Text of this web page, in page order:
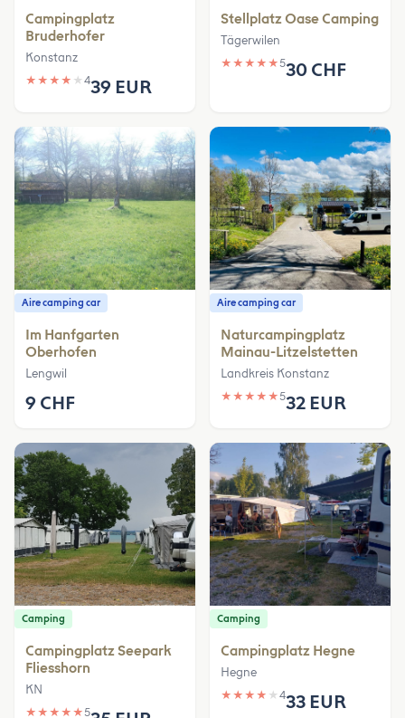
Campingplatz
Bruderhofer
Konstanz
★ ★ ★ ★ ★ 439 EUR
Stellplatz Oase Camping
Tägerwilen
★ ★ ★ ★ ★530 CHF
Aire camping car
Im Hanfgarten
Oberhofen
Lengwil
9 CHF
Aire camping car
Naturcampingplatz
Mainau-Litzelstetten
Landkreis Konstanz
★ ★ ★ ★ ★532 EUR
Camping
Campingplatz Seepark
Fliesshorn
KN
★ ★ ★ ★ ★5
Camping
Campingplatz Hegne
Hegne
★ ★ ★ ★ ★ 433 EUR